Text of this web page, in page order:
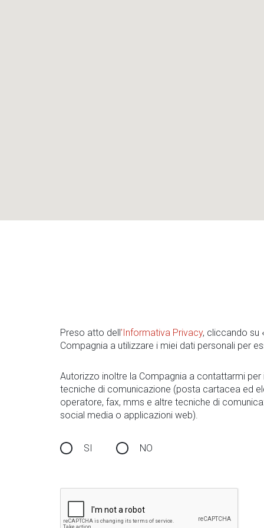
Preso atto dell’Informativa Privacy, cliccando su
Compagnia a utilizzare i miei dati personali per
Autorizzo inoltre la Compagnia a contattarmi
tecniche di comunicazione (posta cartacea ed
operatore, fax, mms e altre tecniche di
social media o applicazioni web).
SI NO